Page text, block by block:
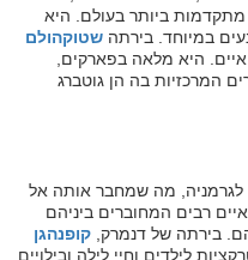
ביותר בעולם. היא
במיוחד. בירתה שטוקהולם
היא מלאה בפארקים,
המרכזיות בה הן גוטברג
לגרמניה, מה שמחבר אותה אל
רבים המחוברים ביניהם
בירתה של דנמרק, קופנהגן
לילדים וחיי לילה ובילויים